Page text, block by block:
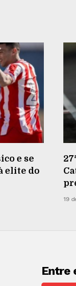
e se
elite do
19
Entre